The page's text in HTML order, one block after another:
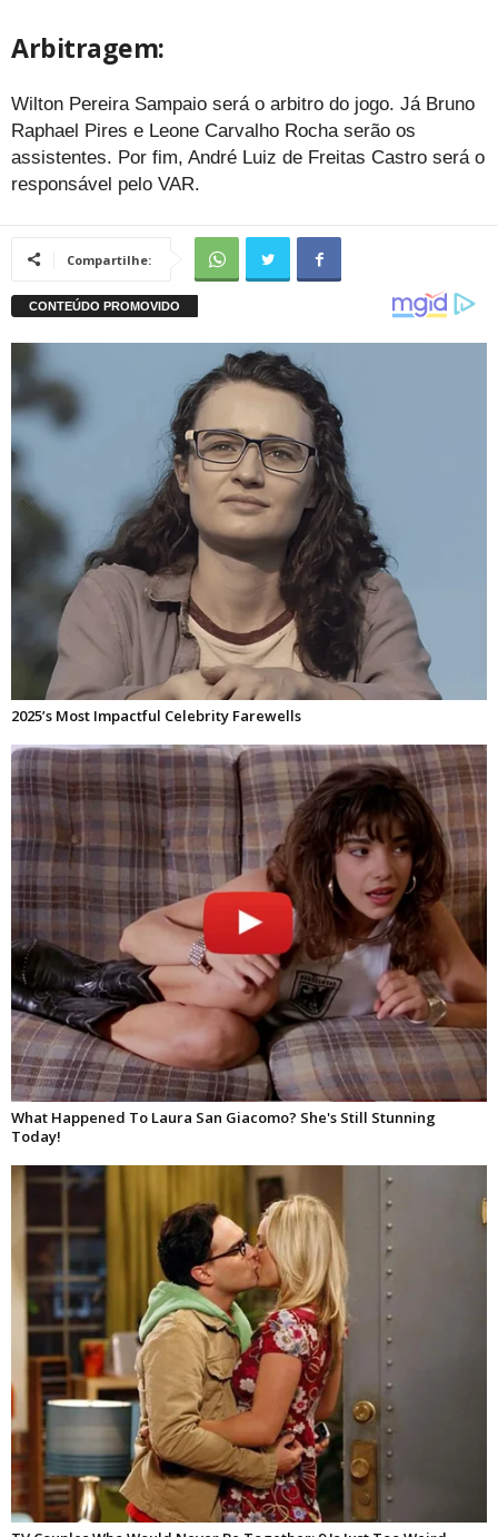
Arbitragem:
Wilton Pereira Sampaio será o arbitro do jogo. Já Bruno
Raphael Pires e Leone Carvalho Rocha serão os
assistentes. Por fim, André Luiz de Freitas Castro será o
responsável pelo VAR.
Compartilhe: